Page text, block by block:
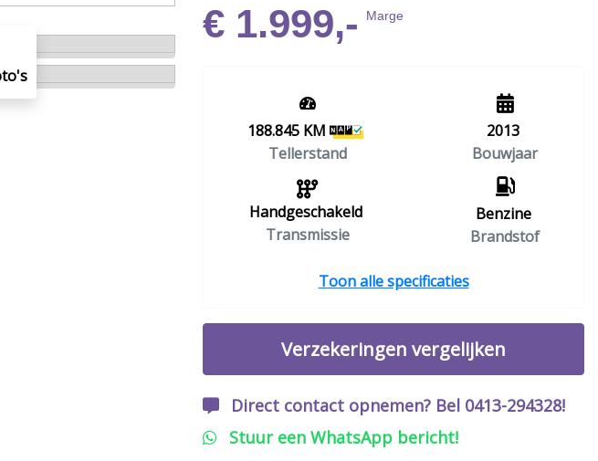
€ 1.999,- Marge
188.845 KM
Tellerstand
Handgeschakeld
Transmissie
2013
Bouwjaar
Benzine
Brandstof
Toon alle specificaties
Verzekeringen vergelijken
Direct contact opnemen? Bel 0413-294328!
Stuur een WhatsApp bericht!